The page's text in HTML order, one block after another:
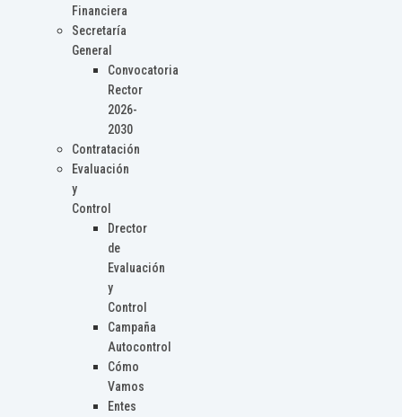
Financiera
Secretaría
General
Convocatoria
Rector
2026-
2030
Contratación
Evaluación
y
Control
Drector
de
Evaluación
y
Control
Campaña
Autocontrol
Cómo
Vamos
Entes